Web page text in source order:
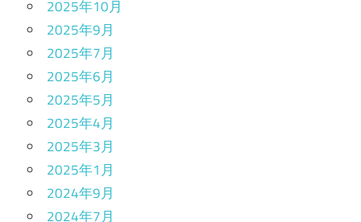
2025年10月
2025年9月
2025年7月
2025年6月
2025年5月
2025年4月
2025年3月
2025年1月
2024年9月
2024年7月